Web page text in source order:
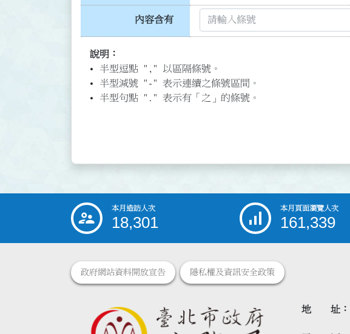
內容含有
說明：
半型逗點 "," 以區隔條號。
半型減號 "-" 表示連續之條號區間。
半型句點 "." 表示有「之」的條號。
::: 本月造訪人次
18,301
本月頁面瀏覽人次
161,339
政府網站資料開放宣告 隱私權及資訊安全政策
地 址